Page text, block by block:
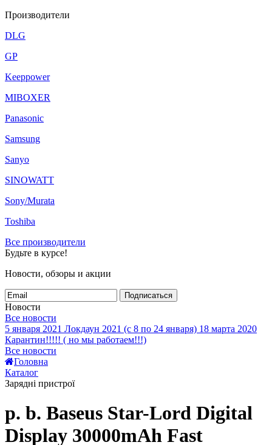
Производители
DLG
GP
Keeppower
MIBOXER
Panasonic
Samsung
Sanyo
SINOWATT
Sony/Murata
Toshiba
Все производители
Будьте в курсе!
Новости, обзоры и акции
Подписаться
Новости
Все новости
5 января 2021 Локдаун 2021 (с 8 по 24 января) 18 марта 2020
Карантин!!!!! ( но мы работаем!!!)
Все новости
Головна
Каталог
Зарядні пристрої
p. b. Baseus Star-Lord Digital
Display 30000mAh Fast